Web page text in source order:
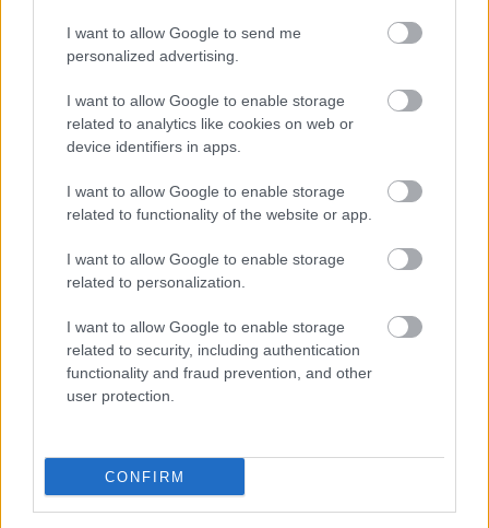
I want to allow Google to send me
personalized advertising.
I want to allow Google to enable storage
related to analytics like cookies on web or
device identifiers in apps.
I want to allow Google to enable storage
related to functionality of the website or app.
I want to allow Google to enable storage
related to personalization.
I want to allow Google to enable storage
related to security, including authentication
functionality and fraud prevention, and other
user protection.
CONFIRM
'samodejni' način prestavljanja itd. Poleg tega, da je
zelo hiter in uživaški, je tudi družinsko uporaben. Le
prenesejo sunke z naših luknjastih cest.
Prodaja:
Cena osnovnega modela:
22.450 €